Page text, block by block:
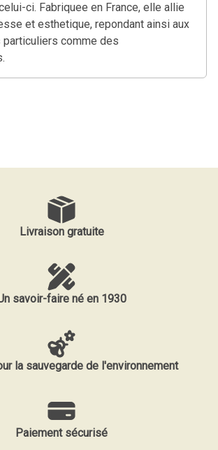
ci. Fabriquee en France, elle allie
et esthetique, repondant ainsi aux
comme des
Livraison gratuite
savoir-faire né en 1930
la sauvegarde de l'environnement
Paiement sécurisé